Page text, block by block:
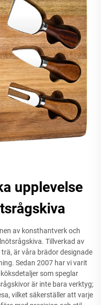
upplevelse
av konsthantverk och
Tillverkad av
är våra brädor designade
Sedan 2007 har vi varit
som speglar
är inte bara verktyg;
vilket säkerställer att varje